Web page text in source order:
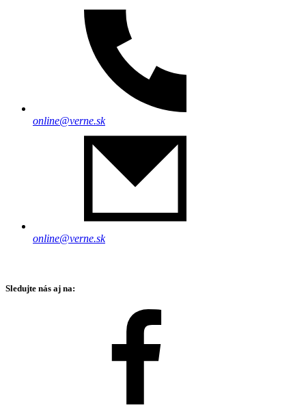
online@verne.sk
online@verne.sk
Sledujte nás aj na: